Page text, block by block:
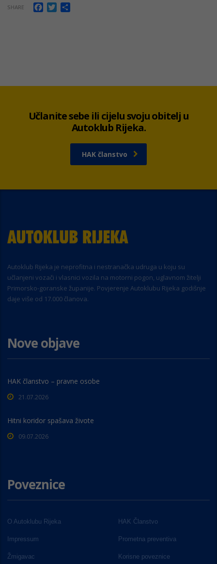
SHARE Facebook
Twitter
Učlanite sebe ili cijelu svoju obitelj u
Autoklub Rijeka.
HAK članstvo
Autoklub Rijeka je neprofitna i nestranačka udruga u koju su
učlanjeni vozači i vlasnici vozila na motorni pogon, uglavnom žitelji
Primorsko-goranske županije. Povjerenje Autoklubu Rijeka godišnje
daje više od 17.000 članova.
Nove objave
HAK članstvo – pravne osobe
21.07.2026
Hitni koridor spašava živote
09.07.2026
Poveznice
O Autoklubu Rijeka HAK Članstvo
Impressum Prometna preventiva
Žmigavac Korisne poveznice